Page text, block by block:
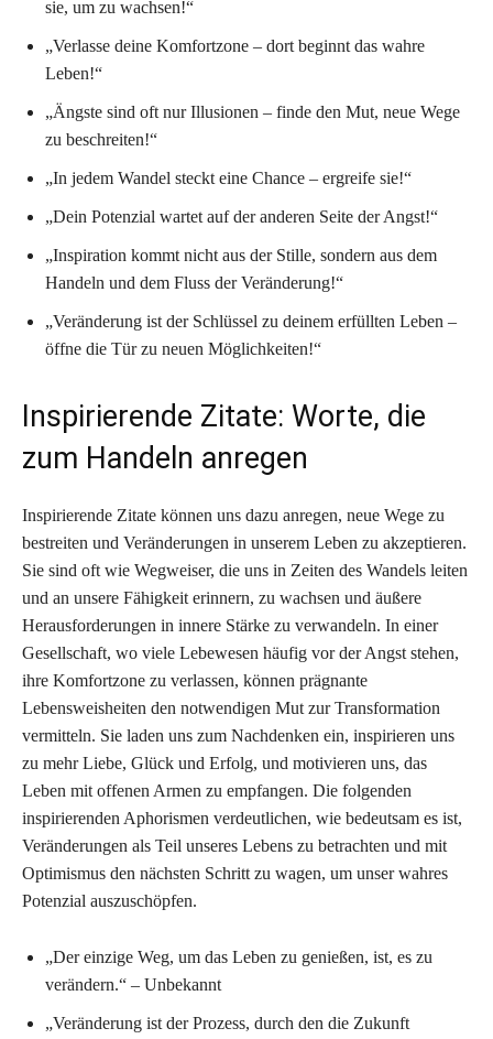
sie, um zu wachsen!“
„Verlasse deine Komfortzone – dort beginnt das wahre
Leben!“
„Ängste sind oft nur Illusionen – finde den Mut, neue Wege
zu beschreiten!“
„In jedem Wandel steckt eine Chance – ergreife sie!“
„Dein Potenzial wartet auf der anderen Seite der Angst!“
„Inspiration kommt nicht aus der Stille, sondern aus dem
Handeln und dem Fluss der Veränderung!“
„Veränderung ist der Schlüssel zu deinem erfüllten Leben –
öffne die Tür zu neuen Möglichkeiten!“
Inspirierende Zitate: Worte, die
zum Handeln anregen
Inspirierende Zitate können uns dazu anregen, neue Wege zu
bestreiten und Veränderungen in unserem Leben zu akzeptieren.
Sie sind oft wie Wegweiser, die uns in Zeiten des Wandels leiten
und an unsere Fähigkeit erinnern, zu wachsen und äußere
Herausforderungen in innere Stärke zu verwandeln. In einer
Gesellschaft, wo viele Lebewesen häufig vor der Angst stehen,
ihre Komfortzone zu verlassen, können prägnante
Lebensweisheiten den notwendigen Mut zur Transformation
vermitteln. Sie laden uns zum Nachdenken ein, inspirieren uns
zu mehr Liebe, Glück und Erfolg, und motivieren uns, das
Leben mit offenen Armen zu empfangen. Die folgenden
inspirierenden Aphorismen verdeutlichen, wie bedeutsam es ist,
Veränderungen als Teil unseres Lebens zu betrachten und mit
Optimismus den nächsten Schritt zu wagen, um unser wahres
Potenzial auszuschöpfen.
„Der einzige Weg, um das Leben zu genießen, ist, es zu
verändern.“ – Unbekannt
„Veränderung ist der Prozess, durch den die Zukunft